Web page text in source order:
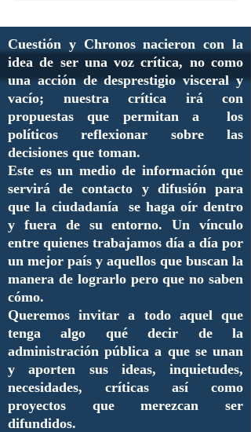
Cuestión y Chronos nacieron con la
idea de ser una voz crítica, no como
una acción de desprestigio visceral y
vacío; nuestra crítica irá con
propuestas que permitan a los
políticos reflexionar sobre las
decisiones que toman.
Este es un medio de información que
servirá de contacto y difusión para
que la ciudadanía se haga oír dentro
y fuera de su entorno. Un vínculo
entre quienes trabajamos día a día por
un mejor país y aquellos que buscan la
manera de lograrlo pero que no saben
cómo.
Queremos invitar a todo aquel que
tenga algo qué decir de la
administración pública a que se unan
y aporten sus ideas, inquietudes,
necesidades, críticas así como
proyectos que merezcan ser
difundidos.